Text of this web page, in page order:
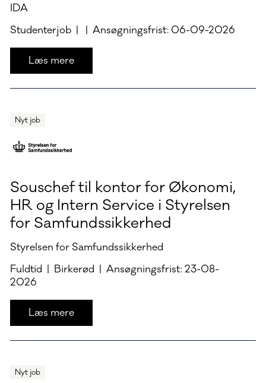
IDA
Studenterjob | | Ansøgningsfrist: 06-09-2026
Læs mere
Nyt job
Souschef til kontor for Økonomi,
HR og Intern Service i Styrelsen
for Samfundssikkerhed
Styrelsen for Samfundssikkerhed
Fuldtid | Birkerød | Ansøgningsfrist: 23-08-
2026
Læs mere
Nyt job